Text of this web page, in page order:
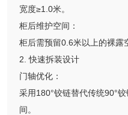
宽度≥1.0米。
柜后维护空间：
柜后需预留0.6米以上的裸露
2. 快速拆装设计
门轴优化：
采用180°铰链替代传统90°
间。